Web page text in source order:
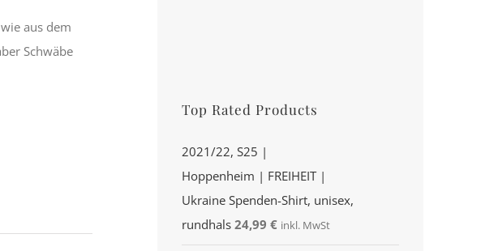
aus dem
Schwäbe
Top Rated Products
2021/22, S25 |
Hoppenheim | FREIHEIT |
Ukraine Spenden-Shirt, unisex,
rundhals 24,99€ inkl. MwSt